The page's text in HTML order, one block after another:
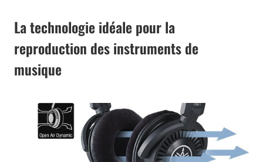
La technologie idéale pour la
reproduction des instruments de
musique